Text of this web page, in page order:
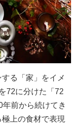
る「家」をイメ
72に分けた「72
前から続けてき
上の食材で表現